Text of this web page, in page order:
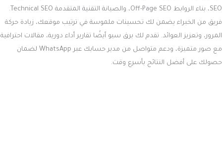
SEO، بناء الروابط Off-Page SEO، والصيانة التقنية المتقدمة Technical SEO.
فريق من الخبراء يضمن لك تحسينات ملموسة في ترتيب موقعك، زيادة حركة
المرور، وتعزيز العوائد. تقدم لك برق سيو أيضًا تقارير أداء دورية، مقالات احترافية
مع صور متميزة، ودعم متواصل من مدير حسابك عبر WhatsApp لضمان
حصولك على أفضل النتائج بأسرع وقت.